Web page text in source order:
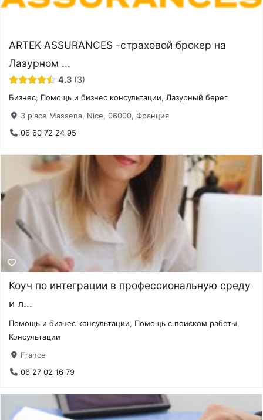
ARTEK ASSURANCES -страховой брокер на
Лазурном ...
4.3 3
Бизнес, Помощь и бизнес консультации,Лазурный берег
3 place Massena, Nice, 06000, Франция
06 60 72 24 95
Коуч по интеграции в профессиональную среду
и л...
Помощь и бизнес консультации, Помощь с поиском работы,
Консультации
France
06 27 02 16 79